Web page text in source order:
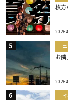
枚方
2026
お隣
2026